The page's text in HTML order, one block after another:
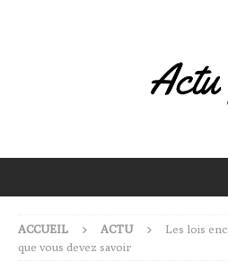
ACCUEIL ACTU
Les lois
que vous devez savoir